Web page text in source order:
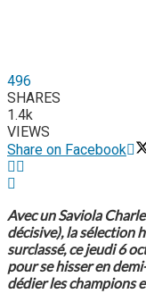
496
SHARES
1.4k
VIEWS
Share on Facebook
Avec un Saviola
décisive), la sélection
surclassé, ce jeudi 6
pour se hisser en
dédier les champions